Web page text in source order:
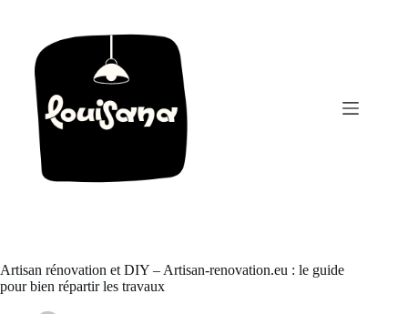
Artisan rénovation et DIY – Artisan-renovation.eu : le guide
pour bien répartir les travaux